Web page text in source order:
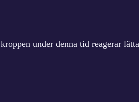
under denna tid reagerar